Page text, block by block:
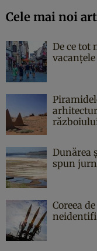
Cele mai noi
De ce tot
Dunărea
spun
Coreea